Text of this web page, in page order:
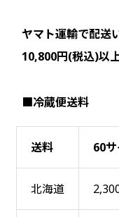
ヤマト運輸で配送
10,800円(税込)以
■冷蔵便送料
送料 60
北海道